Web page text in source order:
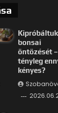
bonsai
öntözését –
tényleg
kényes?